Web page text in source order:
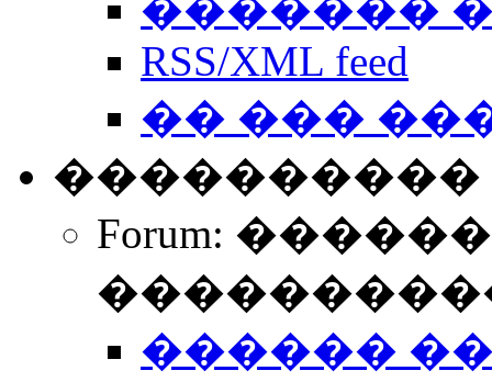
RSS/XML feed
�� ���
����������
Forum:
������